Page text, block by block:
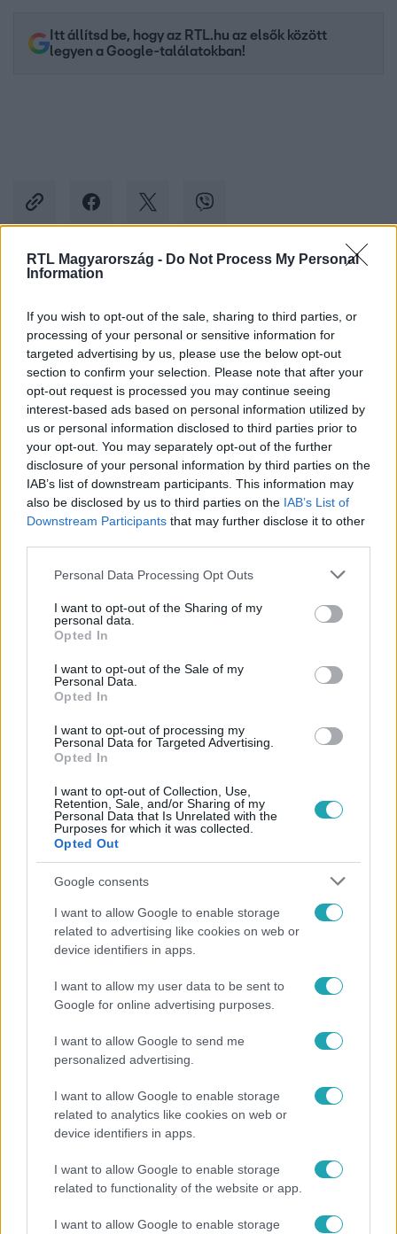
RTL Magyarország - Do Not Process My Personal
Information
If you wish to opt-out of the sale, sharing to third parties, or
processing of your personal or sensitive information for
targeted advertising by us, please use the below opt-out
section to confirm your selection. Please note that after your
opt-out request is processed you may continue seeing
interest-based ads based on personal information utilized by
us or personal information disclosed to third parties prior to
your opt-out. You may separately opt-out of the further
disclosure of your personal information by third parties on the
IAB’s list of downstream participants. This information may
also be disclosed by us to third parties on the IAB’s List of
Downstream Participants that may further disclose it to other
Please note that this website/app uses one or more Google
not limited to your visit or usage behaviour. You may click to
grant or deny consent to Google and its third-party tags to
use your data for below specified purposes in below Google
consent section.
Personal Data Processing Opt Outs
I want to opt-out of the Sharing of my
personal data.
Opted In
I want to opt-out of the Sale of my
Personal Data.
Opted In
I want to opt-out of processing my
Personal Data for Targeted Advertising.
Opted In
I want to opt-out of Collection, Use,
Retention, Sale, and/or Sharing of my
Personal Data that Is Unrelated with the
Purposes for which it was collected.
Opted Out
Google consents
I want to allow Google to enable storage
related to advertising like cookies on web or
device identifiers in apps.
I want to allow my user data to be sent to
Google for online advertising purposes.
I want to allow Google to send me
personalized advertising.
I want to allow Google to enable storage
related to analytics like cookies on web or
device identifiers in apps.
I want to allow Google to enable storage
related to functionality of the website or app.
I want to allow Google to enable storage
Itt állítsd be, hogy az RTL.hu az elsők között
legyen a Google-találatokban!
Kövess minket, és értesülj a friss hírekről a
Követem
#ÉLETMÓD #EGÉSZSÉG #ÉLETMÓD TANÁCSOK
#WELLNESS # BETEGSÉG #ORVOSI TANÁCS
Népszerű
Az RTL Híradó riportja után renndőrök és
állatmentők hozták ki a magára hagyott kutyát